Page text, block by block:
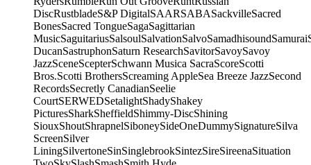
DiscRustbladeS&P DigitalSAARSABASackvilleSacred
BonesSacred TongueSagaSagittarian
MusicSaguitariusSalsoulSalvationSalvoSamadhisoundSamurai
DucanSastruphonSaturn ResearchSavitorSavoySavoy
JazzSceneScepterSchwann Musica SacraScoreScotti
Bros.Scotti BrothersScreaming AppleSea Breeze JazzSecond
RecordsSecretly CanadianSeelie
CourtSERWEDSetalightShadyShakey
PicturesSharkSheffieldShimmy-DiscShining
SiouxShoutShrapnelSiboneySideOneDummySignatureSilva
ScreenSilver
LiningSilvertoneSinSinglebrookSintezSireSireenaSituation